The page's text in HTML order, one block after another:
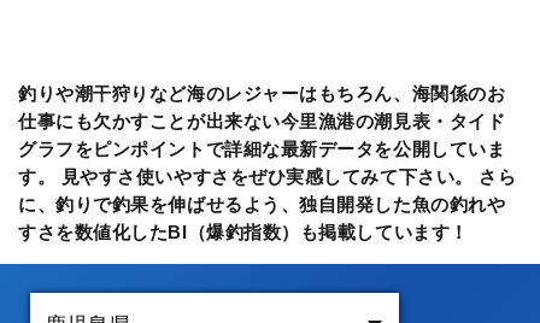
釣りや潮干狩りなど海のレジャーはもちろん、海関係のお
仕事にも欠かすことが出来ない今里漁港の潮見表・タイド
グラフをピンポイントで詳細な最新データを公開していま
す。 見やすさ使いやすさをぜひ実感してみて下さい。 さら
に、釣りで釣果を伸ばせるよう、独自開発した魚の釣れや
すさを数値化したBI（爆釣指数）も掲載しています！